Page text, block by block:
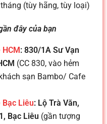
(tùy hãng, tùy loại)
đây của bạn
: 830/1A Sư Vạn
(CC 830, vào hẻm
sạn Bambo/ Cafe
Liêu: Lộ Trà Văn,
Bạc Liêu (gần tượng